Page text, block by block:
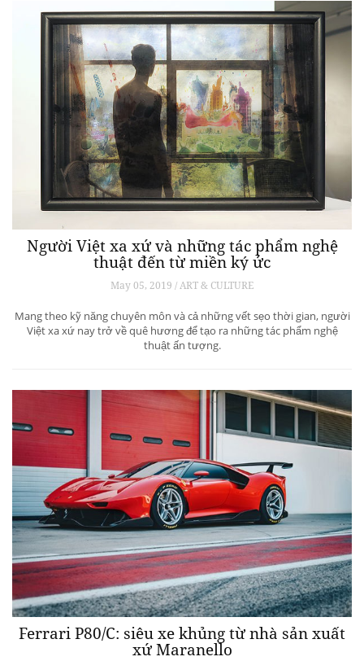
Người Việt xa xứ và những tác phẩm nghệ
thuật đến từ miền ký ức
May 05, 2019 / ART & CULTURE
Mang theo kỹ năng chuyên môn và cả những vết sẹo thời gian, người
Việt xa xứ nay trở về quê hương để tạo ra những tác phẩm nghệ
thuật ấn tượng.
Ferrari P80/C: siêu xe khủng từ ​​nhà sản xuất
xứ Maranello